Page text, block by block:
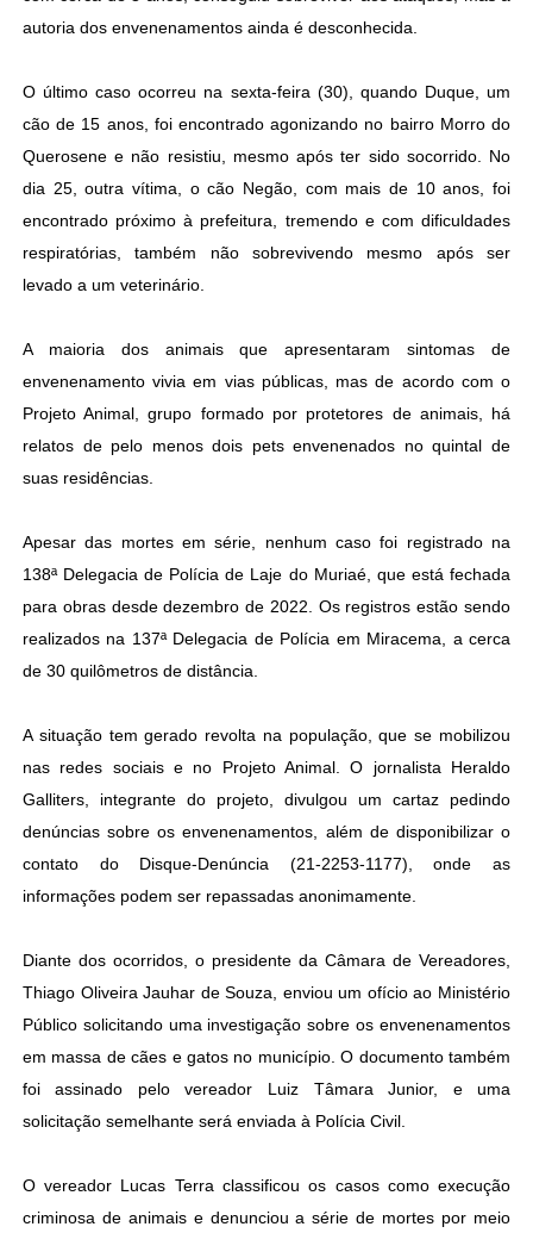
autoria dos envenenamentos ainda é desconhecida.
O último caso ocorreu na sexta-feira (30), quando Duque, um
cão de 15 anos, foi encontrado agonizando no bairro Morro do
Querosene e não resistiu, mesmo após ter sido socorrido. No
dia 25, outra vítima, o cão Negão, com mais de 10 anos, foi
encontrado próximo à prefeitura, tremendo e com dificuldades
respiratórias, também não sobrevivendo mesmo após ser
levado a um veterinário.
A maioria dos animais que apresentaram sintomas de
envenenamento vivia em vias públicas, mas de acordo com o
Projeto Animal, grupo formado por protetores de animais, há
relatos de pelo menos dois pets envenenados no quintal de
suas residências.
Apesar das mortes em série, nenhum caso foi registrado na
138ª Delegacia de Polícia de Laje do Muriaé, que está fechada
para obras desde dezembro de 2022. Os registros estão sendo
realizados na 137ª Delegacia de Polícia em Miracema, a cerca
de 30 quilômetros de distância.
A situação tem gerado revolta na população, que se mobilizou
nas redes sociais e no Projeto Animal. O jornalista Heraldo
Galliters, integrante do projeto, divulgou um cartaz pedindo
denúncias sobre os envenenamentos, além de disponibilizar o
contato do Disque-Denúncia (21-2253-1177), onde as
informações podem ser repassadas anonimamente.
Diante dos ocorridos, o presidente da Câmara de Vereadores,
Thiago Oliveira Jauhar de Souza, enviou um ofício ao Ministério
Público solicitando uma investigação sobre os envenenamentos
em massa de cães e gatos no município. O documento também
foi assinado pelo vereador Luiz Tâmara Junior, e uma
solicitação semelhante será enviada à Polícia Civil.
O vereador Lucas Terra classificou os casos como execução
criminosa de animais e denunciou a série de mortes por meio